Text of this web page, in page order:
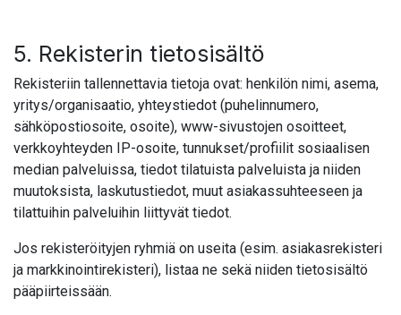
5. Rekisterin tietosisältö
Rekisteriin tallennettavia tietoja ovat: henkilön nimi, asema,
yritys/organisaatio, yhteystiedot (puhelinnumero,
sähköpostiosoite, osoite), www-sivustojen osoitteet,
verkkoyhteyden IP-osoite, tunnukset/profiilit sosiaalisen
median palveluissa, tiedot tilatuista palveluista ja niiden
muutoksista, laskutustiedot, muut asiakassuhteeseen ja
tilattuihin palveluihin liittyvät tiedot.
Jos rekisteröityjen ryhmiä on useita (esim. asiakasrekisteri
ja markkinointirekisteri), listaa ne sekä niiden tietosisältö
pääpiirteissään.